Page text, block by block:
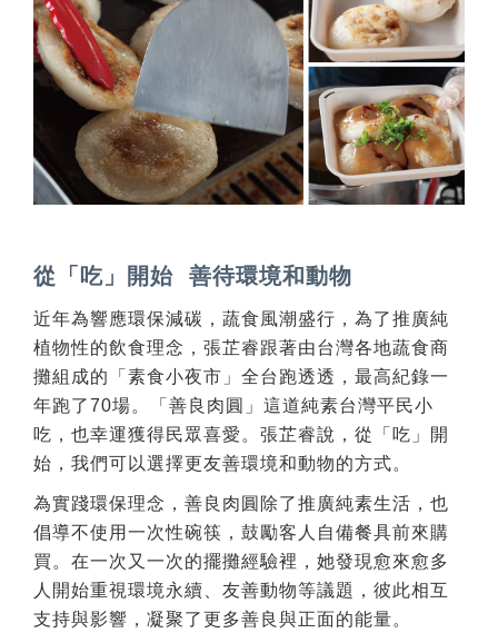
從「吃」開始 善待環境和動物
近年為響應環保減碳，蔬食風潮盛行，為了推廣純
植物性的飲食理念，張芷睿跟著由台灣各地蔬食商
攤組成的「素食小夜市」全台跑透透，最高紀錄一
年跑了70場。「善良肉圓」這道純素台灣平民小
吃，也幸運獲得民眾喜愛。張芷睿說，從「吃」開
始，我們可以選擇更友善環境和動物的方式。
為實踐環保理念，善良肉圓除了推廣純素生活，也
倡導不使用一次性碗筷，鼓勵客人自備餐具前來購
買。在一次又一次的擺攤經驗裡，她發現愈來愈多
人開始重視環境永續、友善動物等議題，彼此相互
支持與影響，凝聚了更多善良與正面的能量。